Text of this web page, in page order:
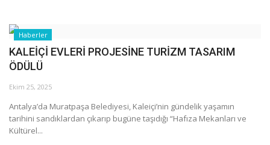
Haberler
KALEİÇİ EVLERİ PROJESİNE TURİZM TASARIM
ÖDÜLÜ
Ekim 25, 2025
Antalya’da Muratpaşa Belediyesi, Kaleiçi’nin gündelik yaşamın
tarihini sandıklardan çıkarıp bugüne taşıdığı “Hafıza Mekanları ve
Kültürel...